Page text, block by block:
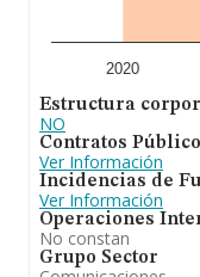
2020
Estructura
NO
Contratos
Ver Información
Incidencias de
Ver Información
Operaciones
No constan
Grupo Sector